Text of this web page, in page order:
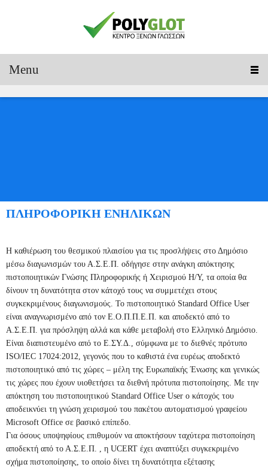
Menu
ΠΛΗΡΟΦΟΡΙΚΗ ΕΝΗΛΙΚΩΝ
Η καθιέρωση του θεσμικού πλαισίου για τις προσλήψεις στο Δημόσιο
μέσω διαγωνισμών του Α.Σ.Ε.Π. οδήγησε στην ανάγκη απόκτησης
πιστοποιητικών Γνώσης Πληροφορικής ή Χειρισμού Η/Υ, τα οποία θα
δίνουν τη δυνατότητα στον κάτοχό τους να συμμετέχει στους
συγκεκριμένους διαγωνισμούς. Το πιστοποιητικό Standard Office User
είναι αναγνωρισμένο από τον Ε.Ο.Π.Π.Ε.Π. και αποδεκτό από το
Α.Σ.Ε.Π. για πρόσληψη αλλά και κάθε μεταβολή στο Ελληνικό Δημόσιο.
Είναι διαπιστευμένο από το Ε.ΣΥ.Δ., σύμφωνα με το διεθνές πρότυπο
ISO/IEC 17024:2012, γεγονός που το καθιστά ένα ευρέως αποδεκτό
πιστοποιητικό από τις χώρες – μέλη της Ευρωπαϊκής Ένωσης και γενικώς
τις χώρες που έχουν υιοθετήσει τα διεθνή πρότυπα πιστοποίησης. Με την
απόκτηση του πιστοποιητικού Standard Office User ο κάτοχός του
αποδεικνύει τη γνώση χειρισμού του πακέτου αυτοματισμού γραφείου
Microsoft Office σε βασικό επίπεδο.
Για όσους υποψηφίους επιθυμούν να αποκτήσουν ταχύτερα πιστοποίηση
αποδεκτή από το Α.Σ.Ε.Π. , η UCERT έχει αναπτύξει συγκεκριμένο
σχήμα πιστοποίησης, το οποίο δίνει τη δυνατότητα εξέτασης